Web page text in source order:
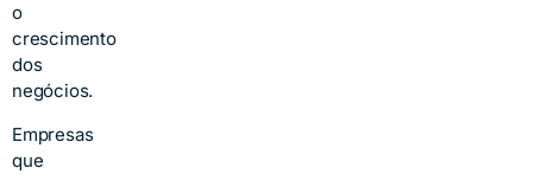
o
crescimento
dos
negócios.
Empresas
que